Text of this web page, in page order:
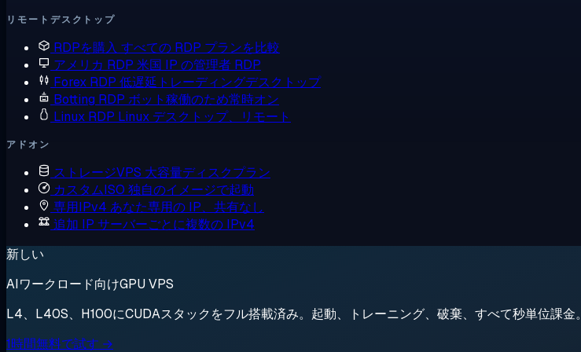
リモートデスクトップ
RDPを購入 すべての RDP プランを比較
アメリカ RDP 米国 IP の管理者 RDP
Forex RDP 低遅延トレーディングデスクトップ
Botting RDP ボット稼働のため常時オン
Linux RDP Linux デスクトップ、リモート
アドオン
ストレージVPS 大容量ディスクプラン
カスタムISO 独自のイメージで起動
専用IPv4 あなた専用の IP、共有なし
追加 IP サーバーごとに複数の IPv4
新しい
AIワークロード向けGPU VPS
L4、L40S、H100にCUDAスタックをフル搭載済み。起動、トレーニング、破棄、すべて秒単位課金。
1時間無料で試す →